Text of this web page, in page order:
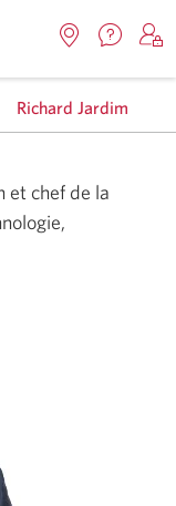
nouvelle
fenêtre
Richard Jardim
et chef de la